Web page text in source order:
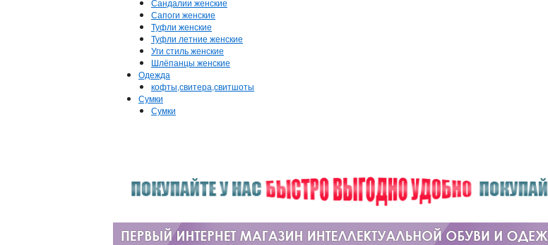
Сандалии женские
Сапоги женские
Туфли женские
Туфли летние женские
Уги стиль женские
Шлёпанцы женские
Одежда
кофты,свитера,свитшоты
Сумки
Сумки